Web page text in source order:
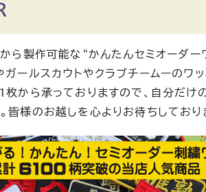
製作可能な“かんたんセミオーダー
ガールスカウトやクラブチームーのワ
枚から承っておりますので、自分だけ
皆様のお越しを心よりお待ちしており